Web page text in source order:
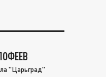
"Царьград"